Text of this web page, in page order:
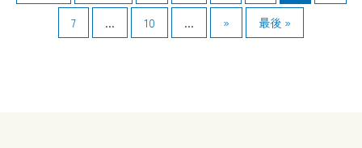
7 ... 10 ... » 最後 »